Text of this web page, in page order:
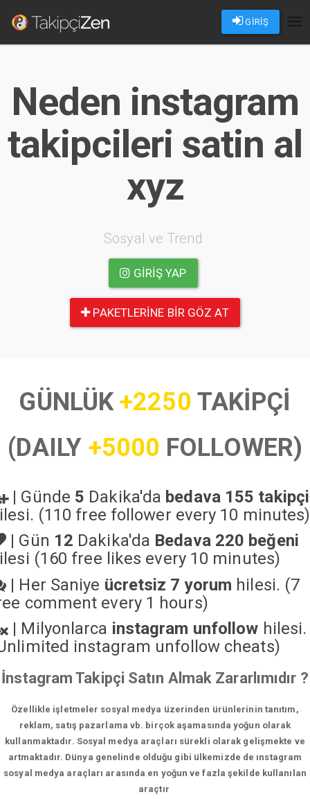
GİRİŞ
Neden instagram
takipcileri satin al
xyz
Sosyal ve Trend
GIRIŞ YAP
PAKETLERINE BIR GÖZ AT
GÜNLÜK+2250 TAKİPÇİ
(DAILY +5000 FOLLOWER)
| Günde 5 Dakika'da bedava 155 takipçi
(110 free follower every 10 minutes)
| Gün 12 Dakika'da Bedava 220 beğeni
(160 free likes every 10 minutes)
| Her Saniye ücretsiz 7 yorum hilesi. (7
comment every 1 hours)
| Milyonlarca instagram unfollow hilesi.
instagram unfollow cheats)
İnstagram Takipçi Satın Almak Zararlımıdır ?
Özellikle işletmeler sosyal medya üzerinden ürünlerinin tanıtım,
reklam, satış pazarlama vb. birçok aşamasında yoğun olarak
kullanmaktadır. Sosyal medya araçları sürekli olarak gelişmekte ve
artmaktadır. Dünya genelinde olduğu gibi ülkemizde de ınstagram
sosyal medya araçları arasında en yoğun ve fazla şekilde kullanılan
araçtır